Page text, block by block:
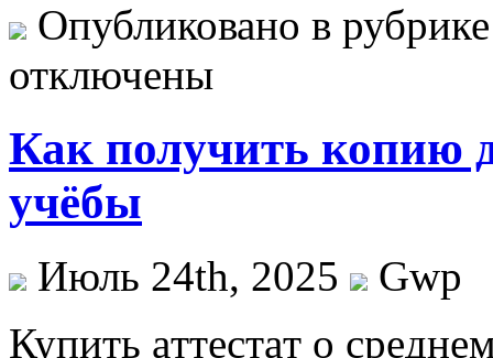
Опубликовано в
отключены
Как получить копию
учёбы
Июль 24th, 2025
Gwp
Купить aттeстaт o